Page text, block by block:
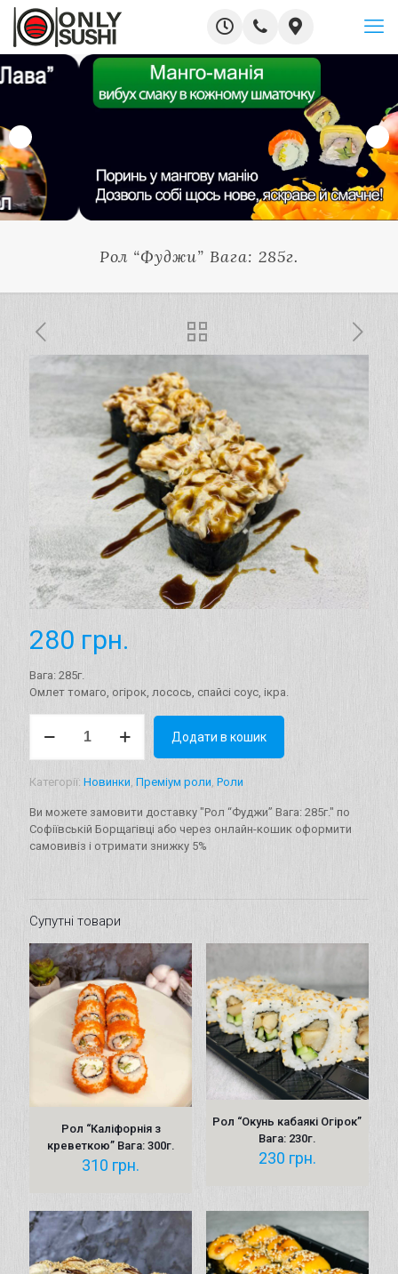
Рол “Фуджи” Вага: 285г.
280 грн.
Вага: 285г.
Омлет томаго, огірок, лосось, спайсі соус, ікра.
"Фуджи"
кількість
Додати в кошик
Категорії: Новинки, Преміум роли, Роли
Ви можете замовити доставку "Рол “Фуджи” Вага: 285г." по
Софіївській Борщагівці або через онлайн-кошик оформити
самовивіз і отримати знижку 5%
Супутні товари
Рол “Каліфорнія з
креветкою” Вага: 300г.
310 грн.
Рол “Окунь кабаякі Огірок”
Вага: 230г.
230 грн.